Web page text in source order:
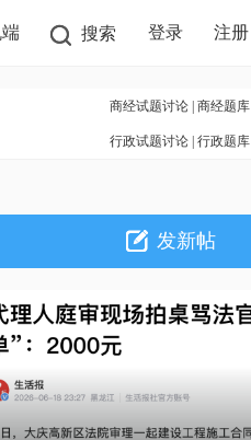
搜索 登录 注册
商经试题讨论 商经题库
行政试题讨论 行政题库
发新帖